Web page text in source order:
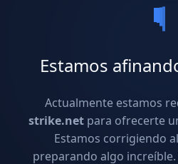
Estamos
Actualmente estamos
strike.netpara ofrecerte
Estamos corrigiendo
preparando algo